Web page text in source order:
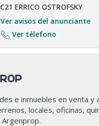
C21 ERRICO OSTROFSKY
Ver avisos del anunciante
Ver télefono
e inmuebles en venta y
locales, oficinas,